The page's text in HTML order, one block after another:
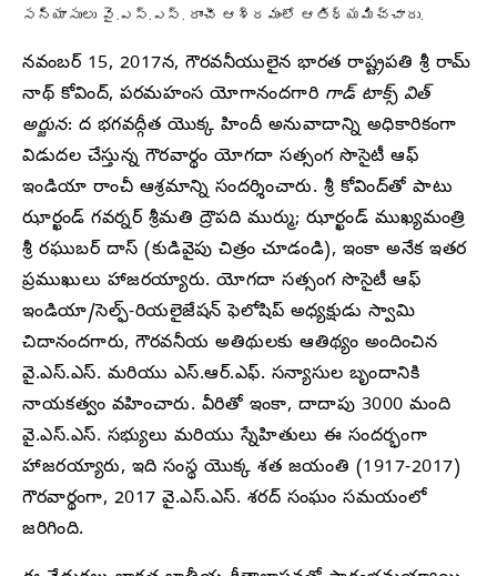
సన్యాసులు వై.ఎస్.ఎస్. రాంచీ ఆశ్రమంలో ఆతిధ్యమిచ్చారు.
నవంబర్ 15, 2017న, గౌరవనీయులైన భారత రాష్ట్రపతి శ్రీ రామ్
నాథ్ కోవింద్, పరమహంస యోగానందగారి గాడ్ టాక్స్ విత్
అర్జున: ద భగవద్గీత యొక్క హిందీ అనువాదాన్ని అధికారికంగా
విడుదల చేస్తున్న గౌరవార్థం యోగదా సత్సంగ సొసైటీ ఆఫ్
ఇండియా రాంచీ ఆశ్రమాన్ని సందర్శించారు. శ్రీ కోవింద్‌తో పాటు
ఝార్ఖండ్ గవర్నర్ శ్రీమతి ద్రౌపది ముర్ము; ఝార్ఖండ్ ముఖ్యమంత్రి
శ్రీ రఘుబర్ దాస్ (కుడివైపు చిత్రం చూడండి), ఇంకా అనేక ఇతర
ప్రముఖులు హాజరయ్యారు. యోగదా సత్సంగ సొసైటీ ఆఫ్
ఇండియా/సెల్ఫ్-రియలైజేషన్ ఫెలోషిప్ అధ్యక్షుడు స్వామి
చిదానందగారు, గౌరవనీయ అతిథులకు ఆతిథ్యం అందించిన
వై.ఎస్.ఎస్. మరియు ఎస్.ఆర్.ఎఫ్. సన్యాసుల బృందానికి
నాయకత్వం వహించారు. వీరితో ఇంకా, దాదాపు 3000 మంది
వై.ఎస్.ఎస్. సభ్యులు మరియు స్నేహితులు ఈ సందర్భంగా
హాజరయ్యారు, ఇది సంస్థ యొక్క శత జయంతి (1917-2017)
గౌరవార్థంగా, 2017 వై.ఎస్.ఎస్. శరద్ సంఘం సమయంలో
జరిగింది.